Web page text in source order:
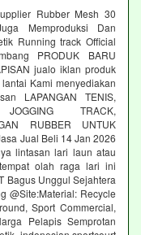
Rubber Mesh 30
Memproduksi Dan
Running track Official
PRODUK BARU
jualo iklan produk
Kami menyediakan
LAPANGAN TENIS,
TRACK,
RUBBER UNTUK
Jual Beli 14 Jan 2026
lintasan lari laun atau
olah raga lari ini
Bagus Unggul Sejahtera
@Site:Material: Recycle
Sport Commercial,
Pelapis Semprotan